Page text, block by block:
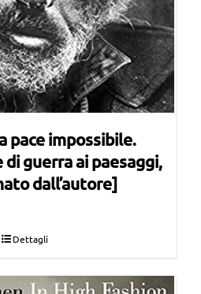
pace impossibile.
guerra ai paesaggi,
dall’autore]
Dettagli